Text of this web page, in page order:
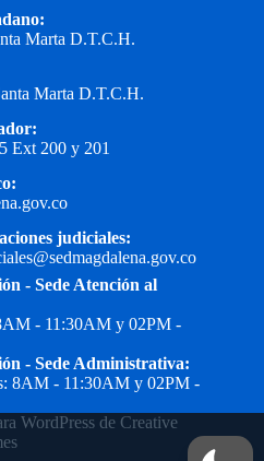
Marta D.T.C.H.
Marta D.T.C.H.
Ext 200 y 201
judiciales:
- Sede Atención al
- 11:30AM y 02PM -
- Sede Administrativa:
8AM - 11:30AM y 02PM -
WordPress de Creative